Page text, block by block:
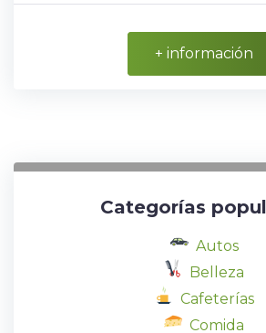
+ información
Categorías
Autos
Belleza
Cafeterías
Comida